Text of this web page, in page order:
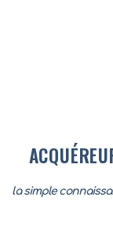
la simple